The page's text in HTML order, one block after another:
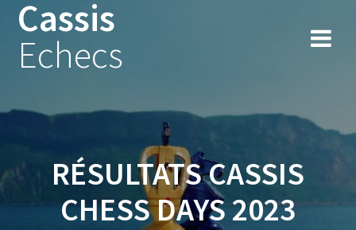
Cassis
Echecs
RÉSULTATS CASSIS
CHESS DAYS 2023